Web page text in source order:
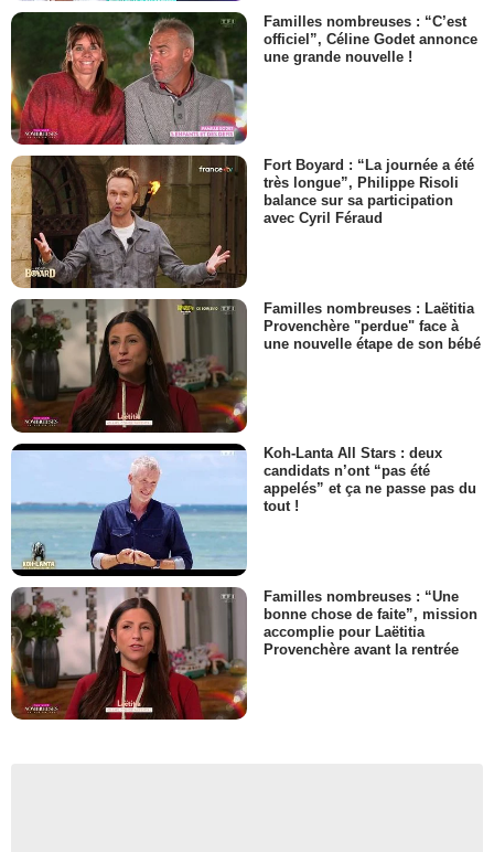
Familles nombreuses : “C’est
officiel”, Céline Godet annonce
une grande nouvelle !
Fort Boyard : “La journée a été
très longue”, Philippe Risoli
balance sur sa participation
avec Cyril Féraud
Familles nombreuses : Laëtitia
Provenchère "perdue" face à
une nouvelle étape de son bébé
Koh-Lanta All Stars : deux
candidats n’ont “pas été
appelés” et ça ne passe pas du
tout !
Familles nombreuses : “Une
bonne chose de faite”, mission
accomplie pour Laëtitia
Provenchère avant la rentrée